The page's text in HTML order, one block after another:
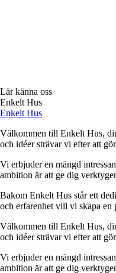
Lär känna oss
Enkelt Hus
Enkelt Hus
Välkommen till Enkelt Hus,
och idéer strävar vi efter att
Vi erbjuder en mängd
ambition är att ge dig
Bakom Enkelt Hus står ett
och erfarenhet vill vi skapa en
Välkommen till Enkelt Hus,
och idéer strävar vi efter att
Vi erbjuder en mängd
ambition är att ge dig